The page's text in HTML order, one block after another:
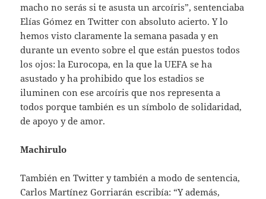
macho no serás si te asusta un arcoíris”, sentenciaba
Elías Gómez en Twitter con absoluto acierto. Y lo
hemos visto claramente la semana pasada y en
durante un evento sobre el que están puestos todos
los ojos: la Eurocopa, en la que la UEFA se ha
asustado y ha prohibido que los estadios se
iluminen con ese arcoíris que nos representa a
todos porque también es un símbolo de solidaridad,
de apoyo y de amor.
Machirulo
También en Twitter y también a modo de sentencia,
Carlos Martínez Gorriarán escribía: “Y además,